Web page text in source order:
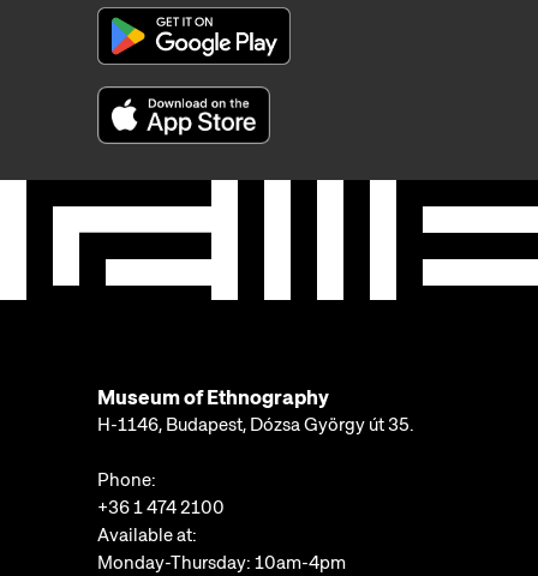
Museum of Ethnography
H-1146, Budapest, Dózsa György út 35.
Phone:
+36 1 474 2100
Available at:
Monday-Thursday: 10am-4pm